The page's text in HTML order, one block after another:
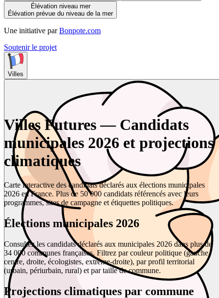
Élévation niveau mer
Élévation prévue du niveau de la mer
Une initiative par Bonpote.com
Soutenir le projet
Villes
Villes Futures — Candidats
municipales 2026 et projections
climatiques
Carte interactive des candidats déclarés aux élections municipales
2026 en France. Plus de 50 000 candidats référencés avec leurs
programmes, sites de campagne et étiquettes politiques.
Élections municipales 2026
Consultez les candidats déclarés aux municipales 2026 dans plus de
34 000 communes françaises. Filtrez par couleur politique (gauche,
centre, droite, écologistes, extrême-droite), par profil territorial
(urbain, périurbain, rural) et par taille de commune.
Projections climatiques par commune